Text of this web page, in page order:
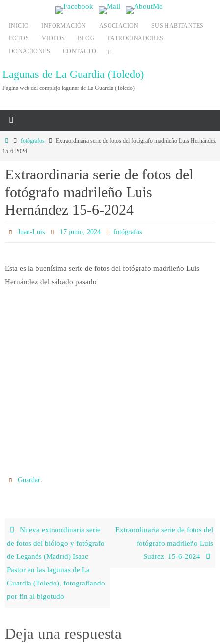
contenido
INICIO INFORMACIÓN ASOCIACION
SUS HABITANTES
FOTOS
VIDEOS BLOG
PATROCINADORES
DONACIONES
CONTACTO
Lagunas de La Guardia (Toledo)
Página web del complejo lagunar de La Guardia (Toledo)
Iniciofotógrafos
Extraordinaria serie de fotos del fotógrafo madrileño Luis Hernández
15-6-2024
Extraordinaria serie de fotos del
fotógrafo madrileño Luis
Hernández 15-6-2024
Juan-Luis 17 junio, 2024 fotógrafos
Esta es la buenísima serie de fotos del fotógrafo madrileño Luis
Hernández del sábado pasado
Guardar.
Nueva extraordinaria serie
de fotos del biólogo y fotógrafo
de Leganés (Madrid) Isaac
Pastor en las lagunas de La
Guardia (Toledo), fotografiando
por fin al bigotudo
Extraordinaria serie de fotos del
fotógrafo madrileño Luis
Suárez. 15-6-2024
Deja una respuesta